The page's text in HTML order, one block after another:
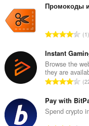
ế
h
ạ
n
g
:
n
ố
ế
p
h
ạ
n
g
Промокоды
T
n
g
s
ố
ế
p
1
Instant
Browse the
they are
T
n
g
Pay with
Spend crypto